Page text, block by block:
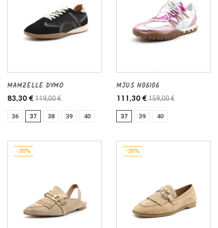
MAMZELLE DYMO
83,30 € 119,00 €
36 37 38 39 40
MJUS N06106
111,30 € 159,00 €
37 39 40
-30% -30%